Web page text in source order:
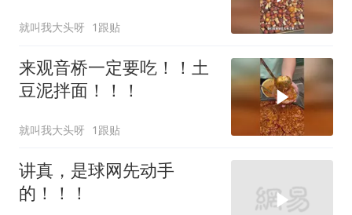
就叫我大头呀 1跟贴
来观音桥一定要吃！！土
豆泥拌面！！！
就叫我大头呀 1跟贴
讲真，是球网先动手
的！！！